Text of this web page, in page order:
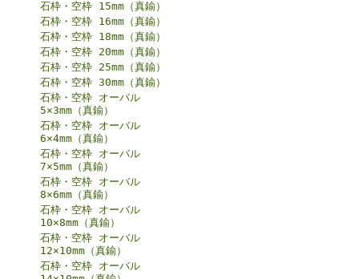
石枠・空枠 15mm（真鍮）
石枠・空枠 16mm（真鍮）
石枠・空枠 18mm（真鍮）
石枠・空枠 20mm（真鍮）
石枠・空枠 25mm（真鍮）
石枠・空枠 30mm（真鍮）
石枠・空枠 オーバル
5×3mm（真鍮）
石枠・空枠 オーバル
6×4mm（真鍮）
石枠・空枠 オーバル
7×5mm（真鍮）
石枠・空枠 オーバル
8×6mm（真鍮）
石枠・空枠 オーバル
10×8mm（真鍮）
石枠・空枠 オーバル
12×10mm（真鍮）
石枠・空枠 オーバル